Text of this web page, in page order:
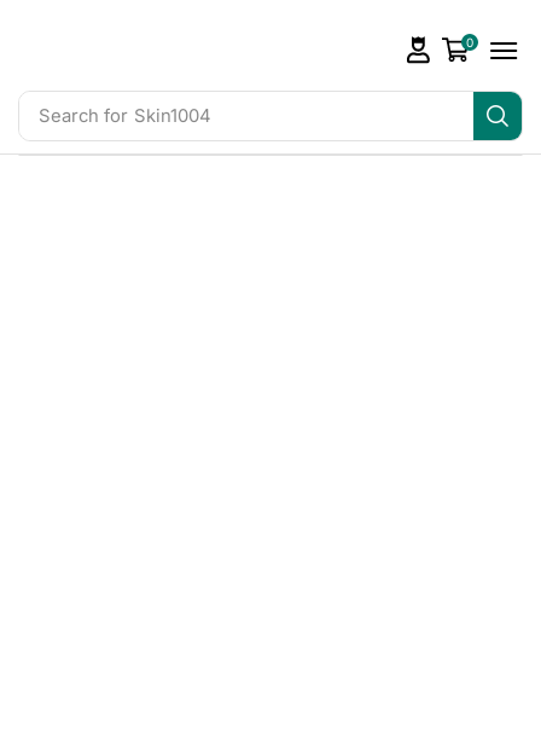
Search for Skin1004
0